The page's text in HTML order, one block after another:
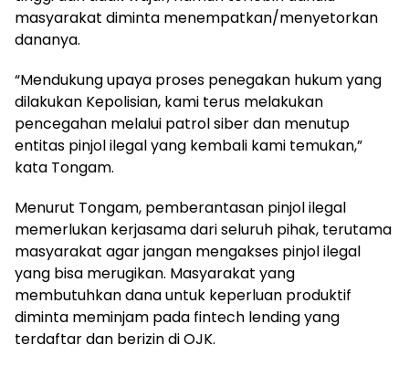
masyarakat diminta menempatkan/menyetorkan
dananya.
“Mendukung upaya proses penegakan hukum yang
dilakukan Kepolisian, kami terus melakukan
pencegahan melalui patrol siber dan menutup
entitas pinjol ilegal yang kembali kami temukan,”
kata Tongam.
Menurut Tongam, pemberantasan pinjol ilegal
memerlukan kerjasama dari seluruh pihak, terutama
masyarakat agar jangan mengakses pinjol ilegal
yang bisa merugikan. Masyarakat yang
membutuhkan dana untuk keperluan produktif
diminta meminjam pada fintech lending yang
terdaftar dan berizin di OJK.